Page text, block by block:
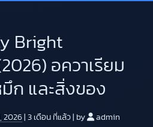
Bright
อควาเรียม
ก และสิ่งของ
2026 3 เดือน ที่แล้ว by admin